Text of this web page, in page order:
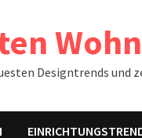
Designtrends